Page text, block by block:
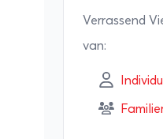
Verrassend
van: